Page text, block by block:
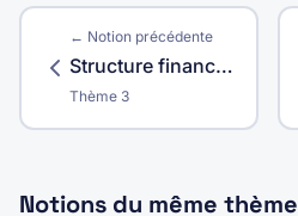
← Notion précédente
Structure financière
Thème 3
Notions du même thème